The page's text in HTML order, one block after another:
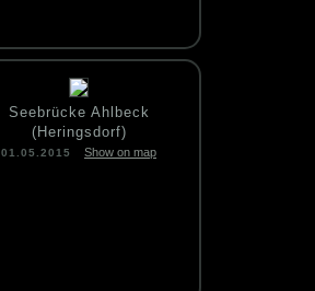
Seebrücke Ahlbeck
(Heringsdorf)
01.05.2015 Show on map